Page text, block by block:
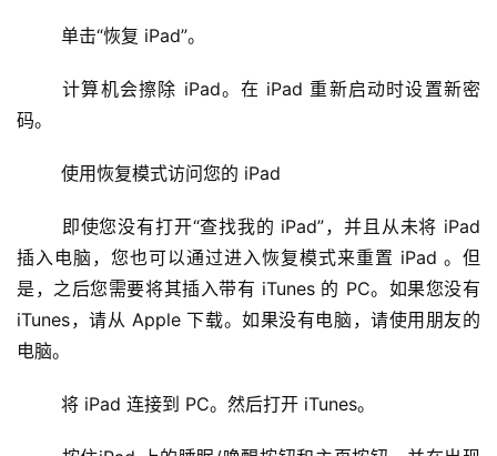
	单击“恢复 iPad”。
	计算机会擦除 iPad。在 iPad 重新启动时设置新密
码。
	使用恢复模式访问您的 iPad
插入电脑，您也可以通过进入恢复模式来重置 iPad 。但
是，之后您需要将其插入带有 iTunes 的 PC。如果您没有
iTunes，请从 Apple 下载。如果没有电脑，请使用朋友的
电脑。
	将 iPad 连接到 PC。然后打开 iTunes。